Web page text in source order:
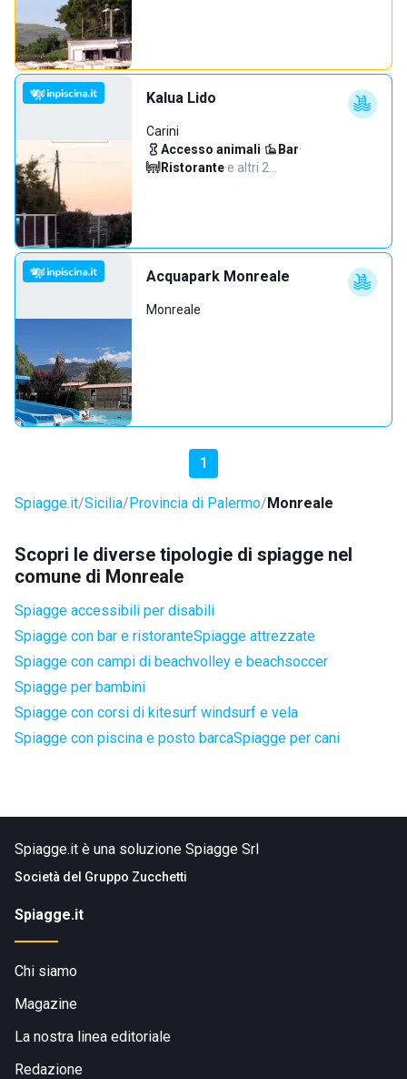
Kalua Lido
Carini
Accesso animali· Bar·
Ristorante·e altri 2…
Acquapark Monreale
Monreale
1
Spiagge.it Sicilia Provincia di Palermo Monreale
Scopri le diverse tipologie di spiagge nel
comune di Monreale
Spiagge accessibili per disabili
Spiagge con bar e ristoranteSpiagge attrezzate
Spiagge con campi di beachvolley e beachsoccer
Spiagge per bambini
Spiagge con corsi di kitesurf windsurf e vela
Spiagge con piscina e posto barcaSpiagge per cani
Spiagge.it è una soluzione Spiagge Srl
Società del Gruppo Zucchetti
Spiagge.it
Chi siamo
Magazine
La nostra linea editoriale
Redazione